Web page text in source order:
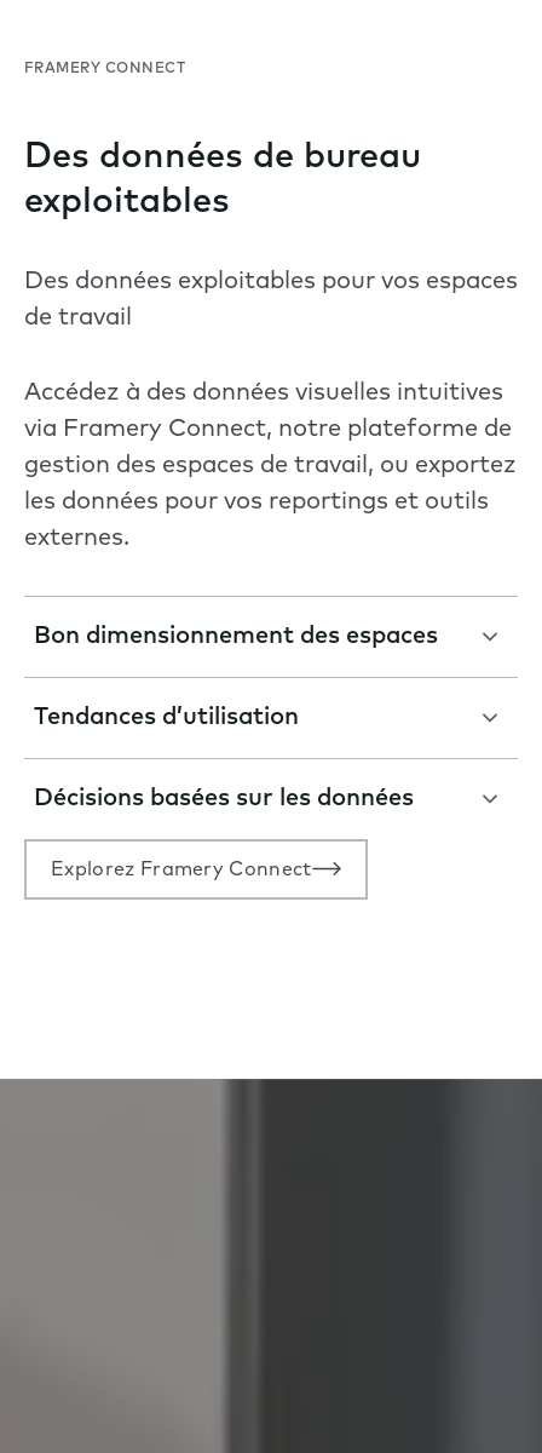
FRAMERY CONNECT
Des données de bureau
exploitables
Des données exploitables pour vos espaces
de travail
Accédez à des données visuelles intuitives
via Framery Connect, notre plateforme de
gestion des espaces de travail, ou exportez
les données pour vos reportings et outils
externes.
Bon dimensionnement des espaces
Tendances d’utilisation
Décisions basées sur les données
Explorez Framery Connect